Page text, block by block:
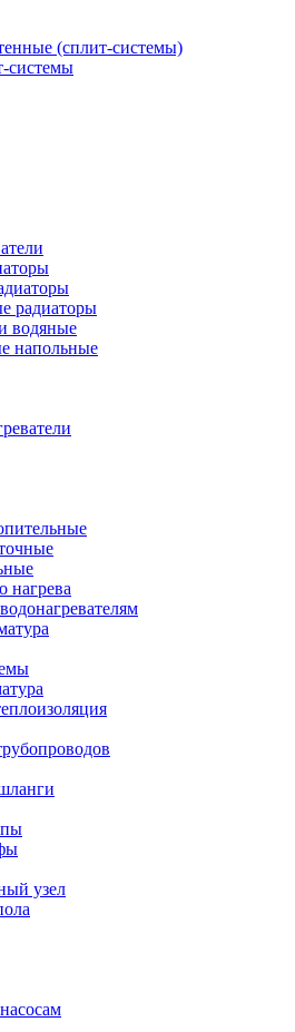
(сплит-системы)
системы
радиаторы
водяные
напольные
нагрева
узел